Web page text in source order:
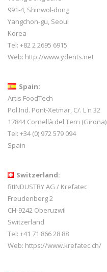
991-4, Shinwol-dong
Yangchon-gu, Seoul
Korea
Tel: +82 2 2695 6915
Web: http://www.ydents.net
Spain:
Artis FoodTech
Pol.Ind. Pont-Xetmar, C/. L n 32
17844 Cornellà del Terri (Girona)
Tel: +34 (0) 972 579 094
Spain
Switzerland:
fitINDUSTRY AG / Krefatec
Freudenberg 2
CH-9242 Oberuzwil
Switzerland
Tel: +41 71 866 28 88
Web: https://www.krefatec.ch/